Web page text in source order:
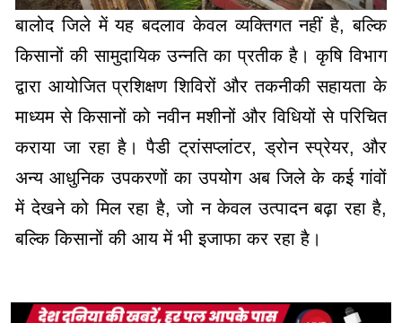
बालोद जिले में यह बदलाव केवल व्यक्तिगत नहीं है, बल्कि
किसानों की सामुदायिक उन्नति का प्रतीक है। कृषि विभाग
द्वारा आयोजित प्रशिक्षण शिविरों और तकनीकी सहायता के
माध्यम से किसानों को नवीन मशीनों और विधियों से परिचित
कराया जा रहा है। पैडी ट्रांसप्लांटर, ड्रोन स्प्रेयर, और
अन्य आधुनिक उपकरणों का उपयोग अब जिले के कई गांवों
में देखने को मिल रहा है, जो न केवल उत्पादन बढ़ा रहा है,
बल्कि किसानों की आय में भी इजाफा कर रहा है।